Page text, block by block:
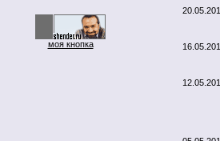
моя кнопка